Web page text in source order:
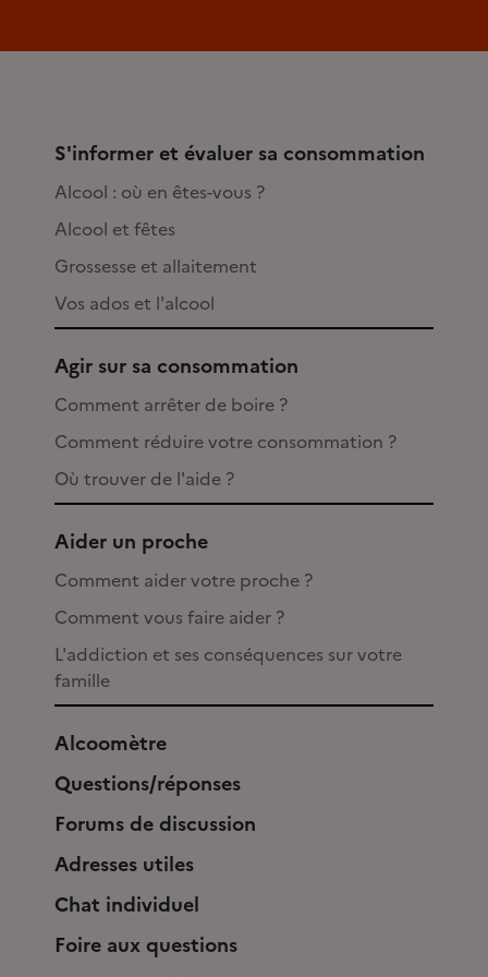
S'informer et évaluer sa consommation
Alcool : où en êtes-vous ?
Alcool et fêtes
Grossesse et allaitement
Vos ados et l'alcool
Agir sur sa consommation
Comment arrêter de boire ?
Comment réduire votre consommation ?
Où trouver de l'aide ?
Aider un proche
Comment aider votre proche ?
Comment vous faire aider ?
L'addiction et ses conséquences sur votre
famille
Alcoomètre
Questions/réponses
Forums de discussion
Adresses utiles
Chat individuel
Foire aux questions